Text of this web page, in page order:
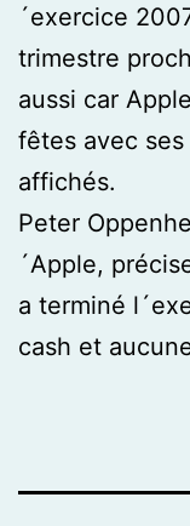
´exercice
trimestre
aussi car
fêtes avec
affichés.
Peter
´Apple,
a terminé
cash et